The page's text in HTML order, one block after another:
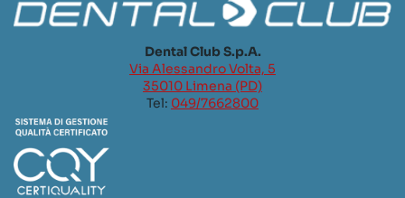
Dental Club S.p.A.
Via Alessandro Volta, 5
35010 Limena (PD)
Tel: 049/7662800